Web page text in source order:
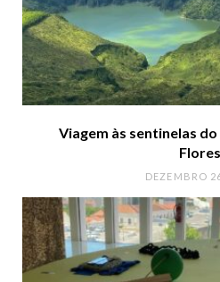
Viagem às sentinelas
Flores
DEZEMBRO